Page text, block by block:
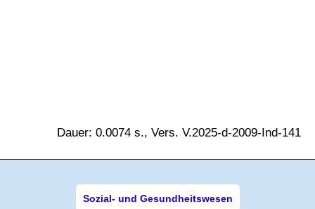
Dauer: 0.0074 s., Vers. V.2025-d-2009-Ind-141
Sozial- und Gesundheitswesen